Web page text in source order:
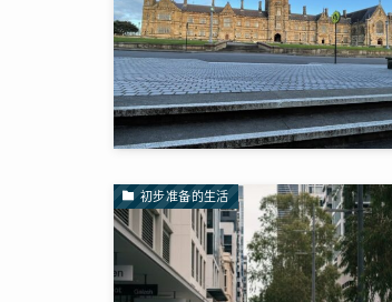
初步准备的生活